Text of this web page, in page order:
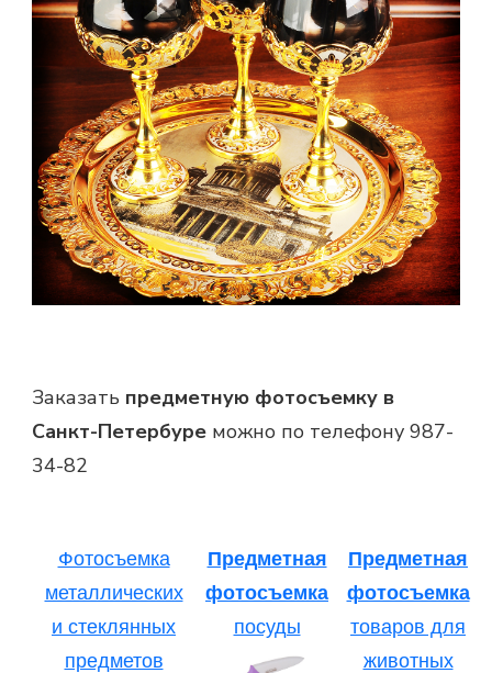
Заказать предметную фотосъемку в
Санкт-Петербуре можно по телефону 987-
34-82
Фотосъемка
металлических
и стеклянных
предметов
Предметная
фотосъемка
посуды
Предметная
фотосъемка
товаров для
животных